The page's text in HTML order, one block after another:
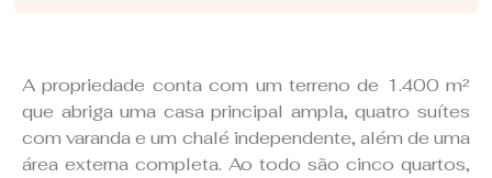
A propriedade conta com um terreno de 1.400 m²
que abriga uma casa principal ampla, quatro suítes
com varanda e um chalé independente, além de uma
área externa completa. Ao todo são cinco quartos,